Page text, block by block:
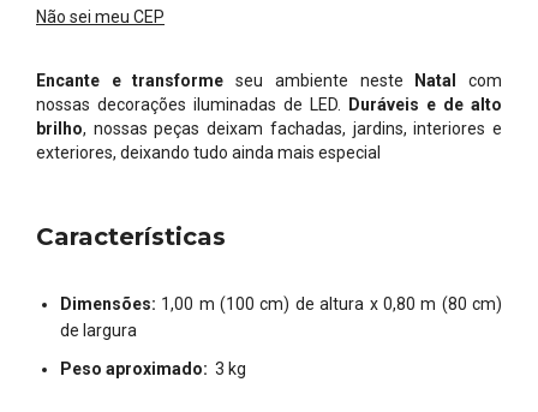
Não sei meu CEP
Encante e transforme seu ambiente neste Natal
com
nossas decorações iluminadas de LED.
Duráveis e de alto
brilho, nossas peças deixam fachadas, jardins, interiores e
exteriores, deixando tudo ainda mais especial
Características
Dimensões: 1,00 m (100 cm) de altura x 0,80 m (80 cm)
de largura
Peso aproximado: 3 kg